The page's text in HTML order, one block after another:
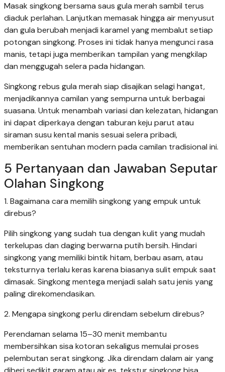
Masak singkong bersama saus gula merah sambil terus
diaduk perlahan. Lanjutkan memasak hingga air menyusut
dan gula berubah menjadi karamel yang membalut setiap
potongan singkong. Proses ini tidak hanya mengunci rasa
manis, tetapi juga memberikan tampilan yang mengkilap
dan menggugah selera pada hidangan.
Singkong rebus gula merah siap disajikan selagi hangat,
menjadikannya camilan yang sempurna untuk berbagai
suasana. Untuk menambah variasi dan kelezatan, hidangan
ini dapat diperkaya dengan taburan keju parut atau
siraman susu kental manis sesuai selera pribadi,
memberikan sentuhan modern pada camilan tradisional ini.
5 Pertanyaan dan Jawaban Seputar
Olahan Singkong
1. Bagaimana cara memilih singkong yang empuk untuk
direbus?
Pilih singkong yang sudah tua dengan kulit yang mudah
terkelupas dan daging berwarna putih bersih. Hindari
singkong yang memiliki bintik hitam, berbau asam, atau
teksturnya terlalu keras karena biasanya sulit empuk saat
dimasak. Singkong mentega menjadi salah satu jenis yang
paling direkomendasikan.
2. Mengapa singkong perlu direndam sebelum direbus?
Perendaman selama 15–30 menit membantu
membersihkan sisa kotoran sekaligus memulai proses
pelembutan serat singkong. Jika direndam dalam air yang